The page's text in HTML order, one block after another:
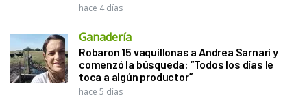
hace 4 días
Ganadería
Robaron 15 vaquillonas a Andrea Sarnari y
comenzó la búsqueda: “Todos los días le
toca a algún productor”
hace 5 días